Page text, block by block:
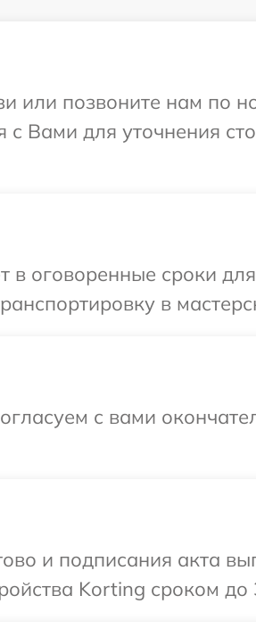
или позвоните нам по
Вами для уточнения
оговоренные сроки
в
с вами
и подписания акта
Korting сроком до